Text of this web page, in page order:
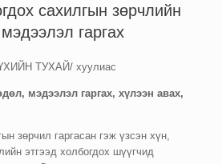
сахилгын зөрчлийн
гаргах
ТУХАЙ/ хуулиас
, мэдээлэл гаргах, хүлээн авах,
зөрчил гаргасан гэж үзсэн хүн,
этгээд холбогдох шүүгчид